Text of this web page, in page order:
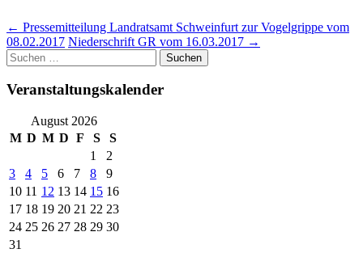
Post
navigation
← Pressemitteilung Landratsamt Schweinfurt zur Vogelgrippe vom
08.02.2017 Niederschrift GR vom 16.03.2017 →
Suchen
nach:
Veranstaltungskalender
August 2026
M D M D F S
S
1
2
3
4 5 6 7 8
9
10 11 12 13 14 15 16
17 18 19 20 21 22 23
24 25 26 27 28 29 30
31